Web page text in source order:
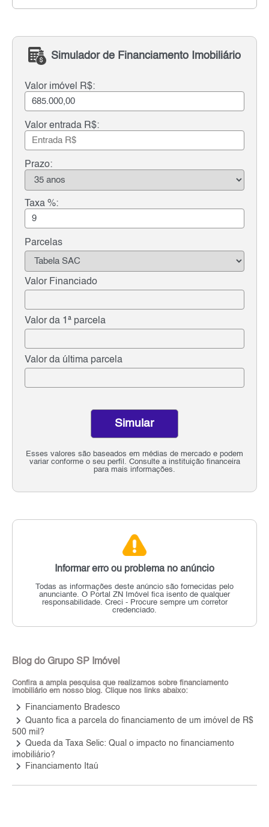
Simulador de Financiamento Imobiliário
Valor imóvel R$:
Valor entrada R$:
Prazo:
Taxa %:
Parcelas
Valor Financiado
Valor da 1ª parcela
Valor da última parcela
Esses valores são baseados em médias de mercado e podem
variar conforme o seu perfil. Consulte a instituição financeira
para mais informações.
Simular
Informar erro ou problema no anúncio
Todas as informações deste anúncio são fornecidas pelo
anunciante. O Portal ZN Imóvel fica isento de qualquer
responsabilidade. Creci - Procure sempre um corretor
credenciado.
Blog do Grupo SP Imóvel
Confira a ampla pesquisa que realizamos sobre financiamento
imobiliário em nosso blog. Clique nos links abaixo:
keyboard_arrow_right Financiamento Bradesco
keyboard_arrow_right Quanto fica a parcela do financiamento de um imóvel de R$
500 mil?
keyboard_arrow_right Queda da Taxa Selic: Qual o impacto no financiamento
imobiliário?
keyboard_arrow_right Financiamento Itaú